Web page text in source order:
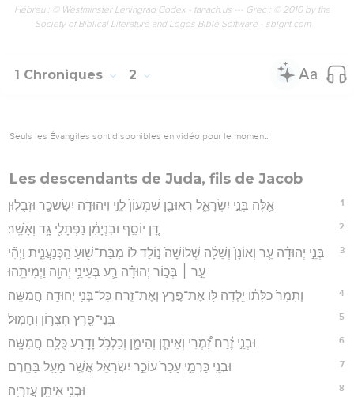
Hébreu : © Westminster Leningrad Codex - tanach.us --- Grec : © 2010 by the
Society of Biblical Literature and Logos Bible Software - sblgnt.com
1 Chroniques 2
Seuls les Évangiles sont disponibles en vidéo pour le moment.
Les descendants de Juda, fils de Jacob
1 אֵ֖לֶּה בְּנֵ֣י יִשְׂרָאֵ֑ל רְאוּבֵ֤ן שִׁמְעוֹן֙ לֵוִ֣י וִיהוּדָ֔ה יִשָׂשכָ֖ר וּזְבֻלֽוּן׃
2 דָּ֚ן יוֹסֵ֣ף וּבִנְיָמִ֔ן נַפְתָּלִ֖י גָּ֥ד וְאָשֵֽׁר׃
3
בְּנֵ֣י יְהוּדָ֗ה עֵ֤ר וְאוֹנָן֙ וְשֵׁלָ֔ה שְׁלוֹשָׁה֙ נ֣וֹלַד ל֔וֹ מִבַּת־שׁ֖וּעַ הַֽכְּנַעֲנִ֑ית וַיְהִ֞י
עֵ֣ר ׀ בְּכ֣וֹר יְהוּדָ֗ה רַ֛ע בְּעֵינֵ֥י יְהוָ֖ה וַיְמִיתֵֽהוּ׃
4 וְתָמָר֙ כַּלָּת֔וֹ יָ֥לְדָה לּ֖וֹ אֶת־פֶּ֣רֶץ וְאֶת־זָ֑רַח כָּל־בְּנֵ֥י יְהוּדָ֖ה חֲמִשָּֽׁה׃
5 בְּנֵי־פֶ֖רֶץ חֶצְר֥וֹן וְחָמֽוּל׃
6 וּבְנֵ֣י זֶ֗רַח זִ֠מְרִי וְאֵיתָ֧ן וְהֵימָ֛ן וְכַלְכֹּ֥ל וָדָ֖רַע כֻּלָּ֥ם חֲמִשָּֽׁה׃
7 וּבְנֵ֖י כַּרְמִ֑י עָכָר֙ עוֹכֵ֣ר יִשְׂרָאֵ֔ל אֲשֶׁ֥ר מָעַ֖ל בַּחֵֽרֶם׃
8 וּבְנֵ֥י אֵיתָ֖ן עֲזַרְיָֽה׃